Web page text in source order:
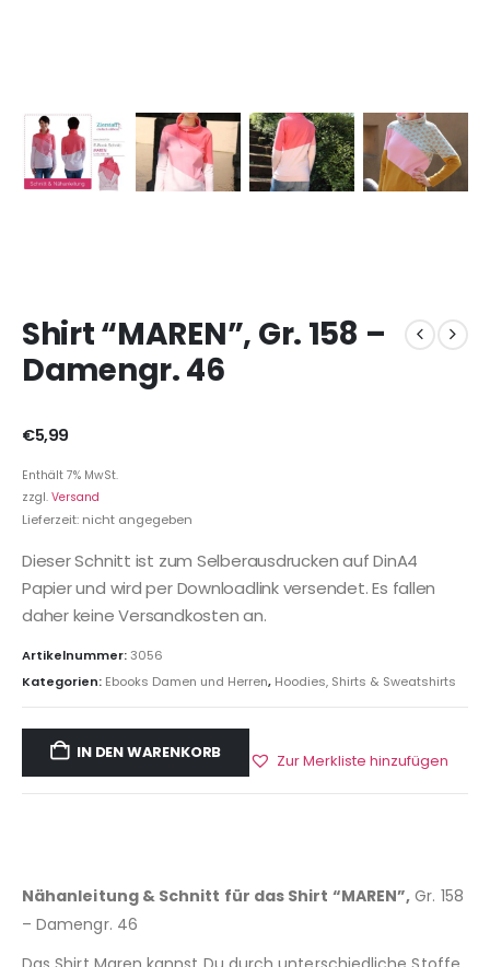
Shirt “MAREN”, Gr. 158 –
Damengr. 46
€5,99
Enthält 7% MwSt.
zzgl. Versand
Lieferzeit: nicht angegeben
Dieser Schnitt ist zum Selberausdrucken auf DinA4
Papier und wird per Downloadlink versendet. Es fallen
daher keine Versandkosten an.
Artikelnummer:3056
Kategorien: Ebooks Damen und Herren, Hoodies, Shirts & Sweatshirts
IN DEN WARENKORB Zur Merkliste hinzufügen
Nähanleitung & Schnitt für das Shirt “MAREN”, Gr. 158
– Damengr. 46